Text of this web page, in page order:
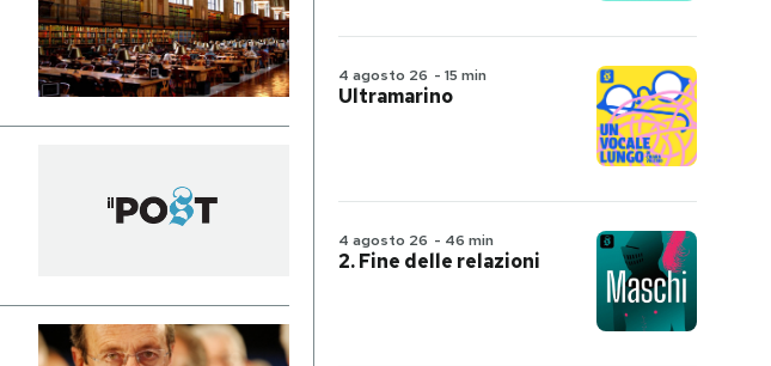
4 agosto 26 - 15 min
Ultramarino
4 agosto 26 - 46 min
2. Fine delle relazioni